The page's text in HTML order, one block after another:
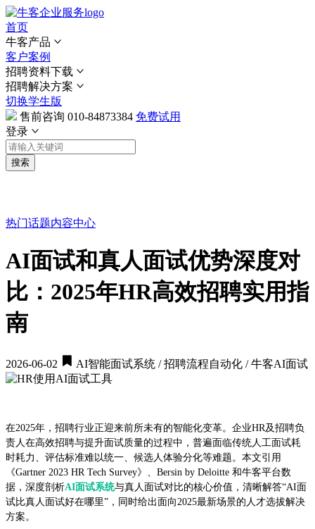
首页
牛客产品
客户案例
招聘资料下载
招聘解决方案
切换学生版
售前咨询 010-84873384 免费试用
登录
搜索
热门话题内容中心
AI面试和真人面试优势深度对
比：2025年HR高效招聘实用指
南
2026-06-02 AI智能面试系统 / 招聘流程自动化 / 牛客AI面试
在2025年，招聘行业正迎来前所未有的智能化变革。企业HR及招聘负
责人在高效招聘与提升面试质量的过程中，普遍面临传统人工面试耗
时耗力、评估标准难以统一、候选人体验分化等难题。本文引用
《Gartner 2023 HR Tech Survey》、Bersin by Deloitte 和牛客平台数
据，深度剖析AI面试系统与真人面试对比的核心价值，清晰解答“AI面
试比真人面试好在哪里”，同时给出面向2025最新场景的人才选拔解决
方案。